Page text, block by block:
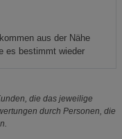
aus der Nähe
es bestimmt wieder
die das jeweilige
durch Personen, die